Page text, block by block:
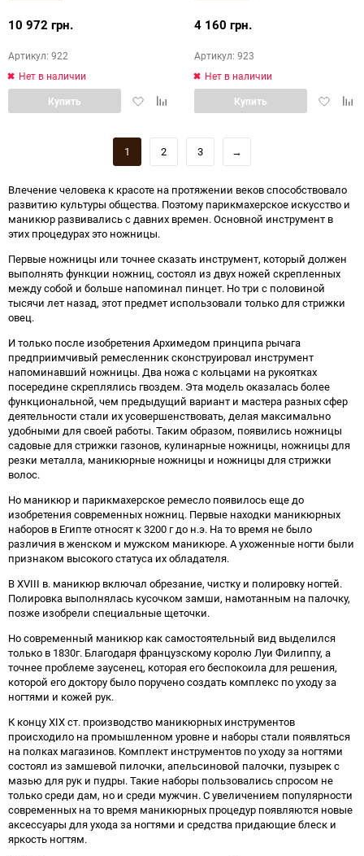
10 972 грн.
Артикул: 922
Нет в наличии
ДобавитьДобавить
Купить
4 160 грн.
Артикул: 923
Нет в наличии
Купить
1 2 3 →
Влечение человека к красоте на протяжении веков способствовало
развитию культуры общества. Поэтому парикмахерское искусство и
маникюр развивались с давних времен. Основной инструмент в
этих процедурах это ножницы.
Первые ножницы или точнее сказать инструмент, который должен
выполнять функции ножниц, состоял из двух ножей скрепленных
между собой и больше напоминал пинцет. Но три с половиной
тысячи лет назад, этот предмет использовали только для стрижки
овец.
И только после изобретения Архимедом принципа рычага
предприимчивый ремесленник сконструировал инструмент
напоминавший ножницы. Два ножа с кольцами на рукоятках
посередине скреплялись гвоздем. Эта модель оказалась более
функциональной, чем предыдущий вариант и мастера разных сфер
деятельности стали их усовершенствовать, делая максимально
удобными для своей работы. Таким образом, появились ножницы
садовые для стрижки газонов, кулинарные ножницы, ножницы для
резки металла, маникюрные ножницы и ножницы для стрижки
волос.
Но маникюр и парикмахерское ремесло появилось еще до
изобретения современных ножниц. Первые находки маникюрных
наборов в Египте относят к 3200 г до н.э. На то время не было
различия в женском и мужском маникюре. А ухоженные ногти были
признаком высокого статуса их обладателя.
В XVIII в. маникюр включал обрезание, чистку и полировку ногтей.
Полировка выполнялась кусочком замши, намотанным на палочку,
позже изобрели специальные щеточки.
Но современный маникюр как самостоятельный вид выделился
только в 1830г. Благодаря французскому королю Луи Филиппу, а
точнее проблеме заусенец, которая его беспокоила для решения,
которой его доктору было поручено создать комплекс по уходу за
ногтями и кожей рук.
К концу XIX ст. производство маникюрных инструментов
происходило на промышленном уровне и наборы стали появляться
на полках магазинов. Комплект инструментов по уходу за ногтями
состоял из замшевой пилочки, апельсиновой палочки, пузырек с
мазью для рук и пудры. Такие наборы пользовались спросом не
только среди дам, но и среди мужчин. С увеличением популярности
современных на то время маникюрных процедур появляются новые
аксессуары для ухода за ногтями и средства придающие блеск и
яркость ногтям.